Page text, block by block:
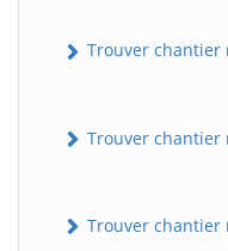
Trouver chantier
Trouver chantier
Trouver chantier